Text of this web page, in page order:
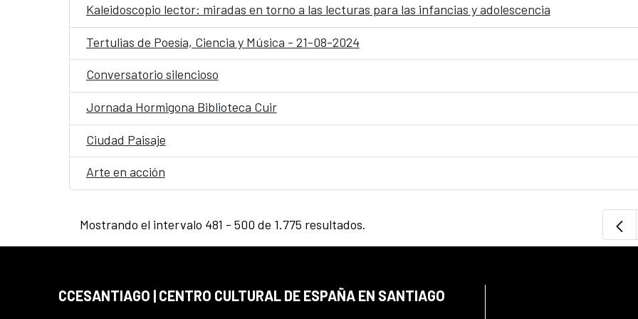
Kaleidoscopio lector: miradas en torno a las lecturas para las infancias y adolescencia
Tertulias de Poesía, Ciencia y Música - 21-08-2024
Conversatorio silencioso
Jornada Hormigona Biblioteca Cuir
Ciudad Paisaje
Arte en acción
Mostrando el intervalo 481 - 500 de 1.775 resultados.
CCESANTIAGO | CENTRO CULTURAL DE ESPAÑA EN SANTIAGO